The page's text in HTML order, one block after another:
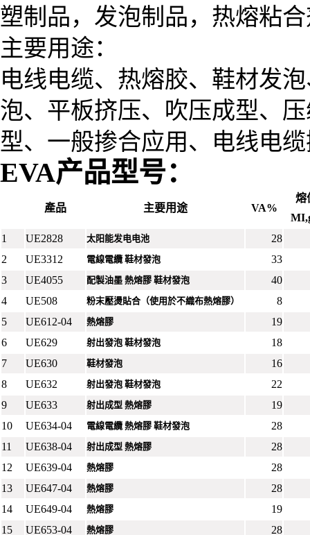
塑制品，发泡制品，热熔粘
主要用途：
电线电缆、热熔胶、鞋材发
泡、平板挤压、吹压成型、
型、一般掺合应用、电线电
EVA产品型号：
產品 主要用途 VA%
熔
1
UE2828 太阳能发电电池
28
2
UE3312 電線電纜 鞋材發泡
33
3
UE4055 配製油墨 熱熔膠 鞋材發泡
40
4
UE508 粉末壓燙貼合（使用於不織布熱熔膠）
8
5
UE612-04 熱熔膠
19
6
UE629 射出發泡 鞋材發泡
18
7
UE630 鞋材發泡
16
8
UE632 射出發泡 鞋材發泡
22
9
UE633 射出成型 熱熔膠
19
10
UE634-04 電線電纜 熱熔膠 鞋材發泡
28
11
UE638-04 射出成型 熱熔膠
28
12
UE639-04 熱熔膠
28
13
UE647-04 熱熔膠
28
14
UE649-04 熱熔膠
19
15
UE653-04 熱熔膠
28